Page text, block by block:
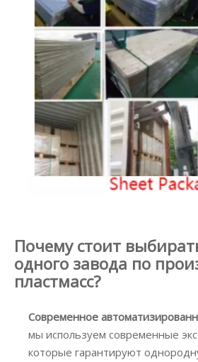
Почему стоит
одного завода по
пластмасс?
Современное
мы используем современные
которые гарантируют